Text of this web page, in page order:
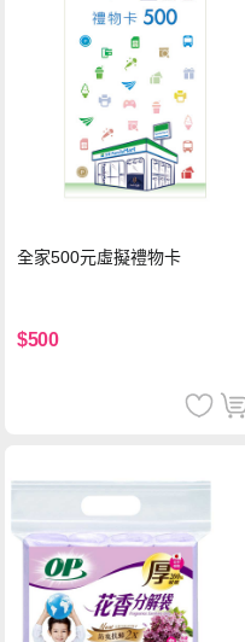
全家500元虛擬禮物卡
$500